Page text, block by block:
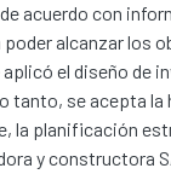
acuerdo con
alcanzar los
el diseño
tanto, se
la planificación
y constructora